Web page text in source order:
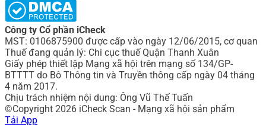
Công ty Cổ phần iCheck
MST: 0106875900 được cấp vào ngày 12/06/2015, cơ quan
Thuế đang quản lý: Chi cục thuế Quận Thanh Xuân
Giấy phép thiết lập Mạng xã hội trên mạng số 134/GP-
BTTTT do Bô Thông tin và Truyền thông cấp ngày 04 tháng
4 năm 2017.
Chịu trách nhiệm nội dung: Ông Vũ Thế Tuấn
©Copyright 2026 iCheck Scan - Mạng xã hội sản phẩm
Tải App